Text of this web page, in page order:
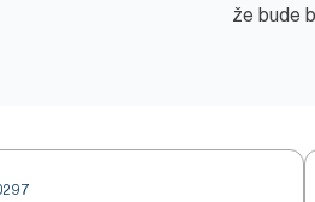
že bude